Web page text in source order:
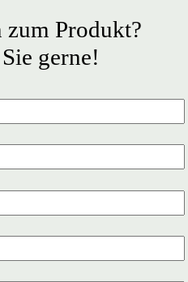
zum Produkt?
gerne!